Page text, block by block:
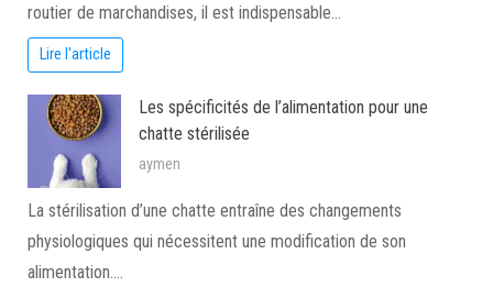
routier de marchandises, il est indispensable…
Lire l'article
Les spécificités de l’alimentation pour une
chatte stérilisée
aymen
La stérilisation d’une chatte entraîne des changements
physiologiques qui nécessitent une modification de son
alimentation.…